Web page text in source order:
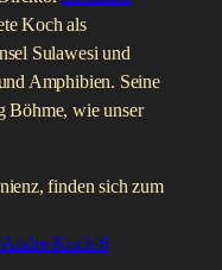
Koch als
Sulawesi und
Amphibien. Seine
Böhme, wie unser
finden sich zum
Andre-Koch-6